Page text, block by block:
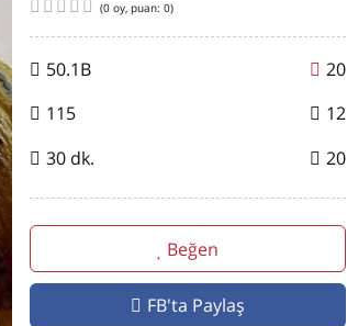
(0 oy, puan: 0)
50.1B
20
115
12
30 dk.
20
Beğen
FB'ta Paylaş